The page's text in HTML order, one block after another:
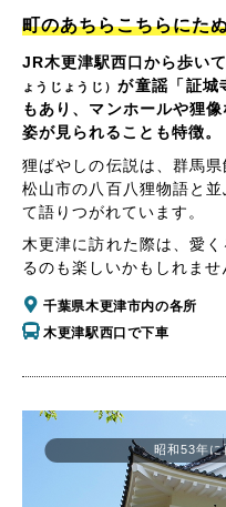
町のあちらこちらにた
JR木更津駅西口から歩い
ょうじょうじ）が童謡「証城
もあり、マンホールや狸
姿が見られることも特徴。
狸ばやしの伝説は、群馬
松山市の八百八狸物語と
て語りつがれています。
木更津に訪れた際は、愛
るのも楽しいかもしれませ
千葉県木更津市内の各所
木更津駅西口で下車
昭和53年に